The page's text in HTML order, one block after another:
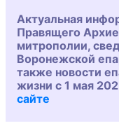
Актуальная
Правящего
митрополии,
Воронежской
также новости
жизни с 1 мая
сайте